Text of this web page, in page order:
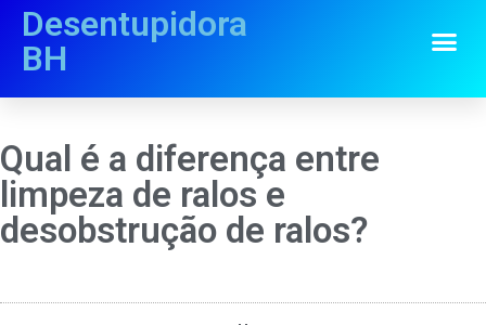
Desentupidora
BH
Qual é a diferença entre
limpeza de ralos e
desobstrução de ralos?